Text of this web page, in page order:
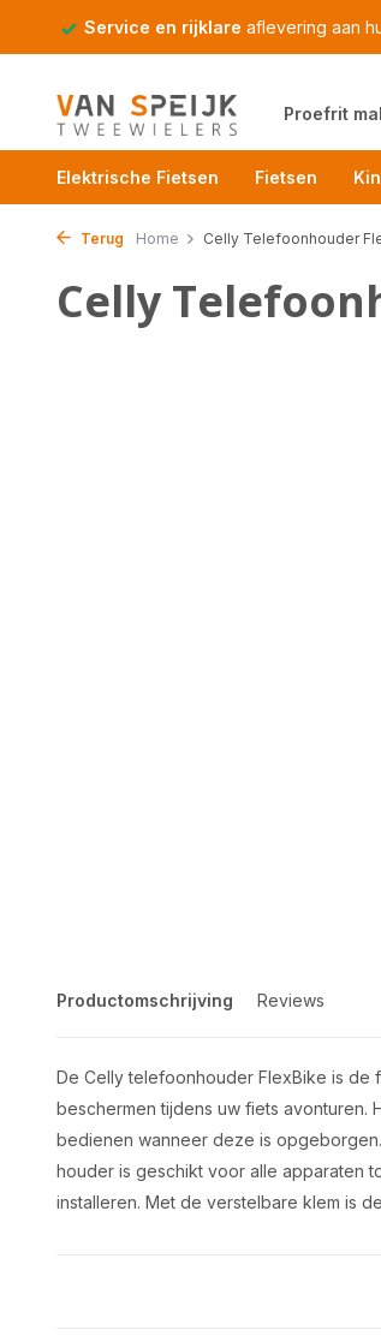
Service en rijklare aflevering aan
Proefrit
Elektrische Fietsen Fietsen
Terug Home Celly Telefoonhouder
Celly
Productomschrijving Reviews
De Celly telefoonhouder FlexBike is de
beschermen tijdens uw fiets avonturen.
bedienen wanneer deze is
houder is geschikt voor alle apparaten
installeren. Met de verstelbare klem is